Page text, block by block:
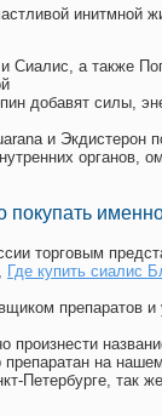
инитмной
Сиалис, а также
добавят силы,
и Экдистерон
органов,
торговым
Где купить сиалис
препаратов
на
Петербурге, так